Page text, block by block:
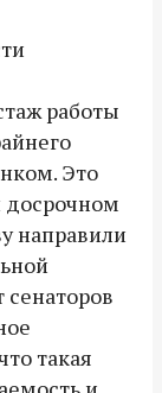
работы
Это
досрочном
направили
такая